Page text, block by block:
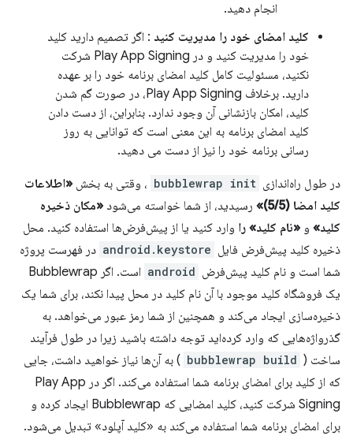
انجام دهید.
کلید امضای خود را مدیریت کنید : اگر تصمیم دارید کلید
خود را مدیریت کنید و در Play App Signing شرکت
نکنید، مسئولیت کامل کلید امضای برنامه خود را بر عهده
دارید. برخلاف Play App Signing، در صورت گم شدن
کلید، امکان بازنشانی آن وجود ندارد. بنابراین، از دست دادن
کلید امضای برنامه به این معنی است که توانایی به روز
رسانی برنامه خود را نیز از دست می دهید.
در طول راه‌اندازی bubblewrap init ، وقتی به بخش «اطلاعات
کلید امضا (5/5)»
رسیدید، از شما خواسته می‌شود «مکان ذخیره
کلید» و «نام کلید» را وارد کنید یا از پیش‌فرض‌ها استفاده کنید. محل
ذخیره کلید پیش‌فرض فایل android.keystore در فهرست پروژه
شما است و نام کلید پیش‌فرض android
است. اگر Bubblewrap
یک فروشگاه کلید موجود با آن نام کلید در محل پیدا نکند، برای شما یک
ذخیره‌سازی ایجاد می‌کند و همچنین از شما رمز عبور می‌خواهد. به
گذرواژه‌هایی که وارد کرده‌اید توجه داشته باشید زیرا در طول فرآیند
ساخت ( bubblewrap build ) به آن‌ها نیاز خواهید داشت، جایی
که از کلید برای امضای برنامه شما استفاده می‌کند. اگر در Play App
Signing شرکت کنید، کلید امضایی که Bubblewrap ایجاد کرده و
برای امضای برنامه شما استفاده می‌کند به «کلید آپلود» تبدیل می‌شود.